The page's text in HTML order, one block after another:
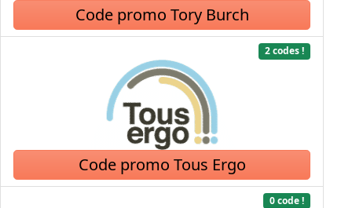
Code promo Tory Burch
2 codes !
Code promo Tous Ergo
0 code !